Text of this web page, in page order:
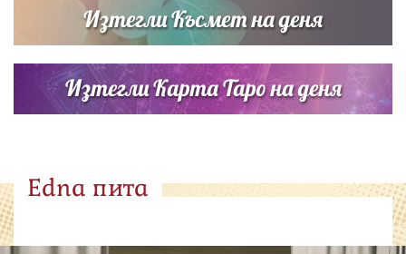
Изтегли Късмет на деня
Изтегли Карта Таро на деня
Edna пита